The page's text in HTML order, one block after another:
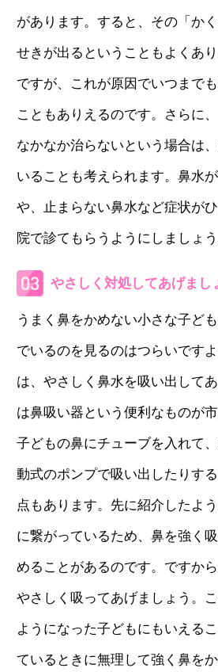
があります。すると、その「か
せきが出るということもよくあ
ですが、これが原因でいつまで
こともありえるのです。さらに
なかなか治らないという場合は
いることも考えられます。鼻水
や、止まらない鼻水など症状が
院で診てもらうようにしましょう
やさしく対処してあげまし
うまく鼻をかめない小さな子ど
でいるのを見るのはつらいです
は、やさしく鼻水を吸い出して
は鼻吸い器という便利なものが
子どもの鼻にチューブを入れて
動式のポンプで吸い出したりす
点もあります。先に紹介したよ
に繋がっているため、鼻を強く
めることがあるのです。ですか
やさしく吸ってあげましょう。
ようになった子どもにもいえる
ているときに無理して強く鼻を